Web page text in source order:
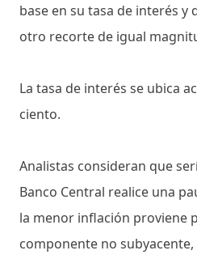
base en su tasa de interés y
otro recorte de igual
La tasa de interés se ubica
ciento.
Analistas consideran que
Banco Central realice una
la menor inflación proviene
componente no